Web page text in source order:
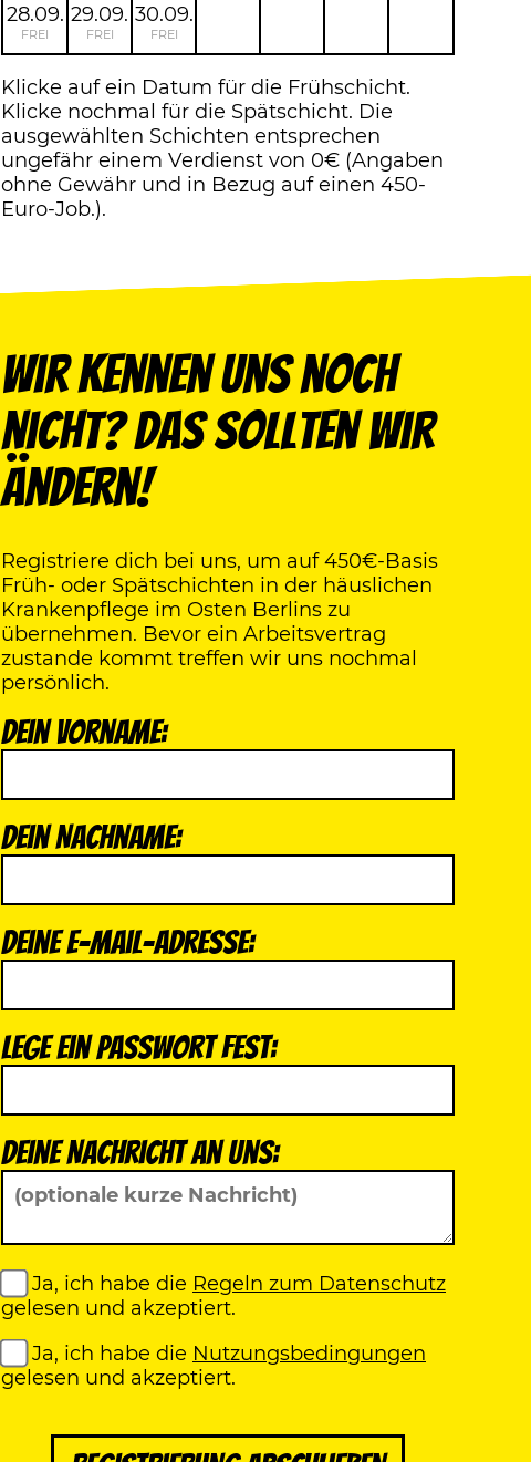
28.09.
FREI
29.09.
FREI
30.09.
FREI
Klicke auf ein Datum für die Frühschicht.
Klicke nochmal für die Spätschicht. Die
ausgewählten Schichten entsprechen
ungefähr einem Verdienst von 0€ (Angaben
ohne Gewähr und in Bezug auf einen 450-
Euro-Job.).
Wir kennen uns noch
nicht? Das sollten wir
ändern!
Registriere dich bei uns, um auf 450€-Basis
Früh- oder Spätschichten in der häuslichen
Krankenpflege im Osten Berlins zu
übernehmen. Bevor ein Arbeitsvertrag
zustande kommt treffen wir uns nochmal
persönlich.
Dein Vorname:
Dein Nachname:
Deine E-Mail-Adresse:
Lege ein Passwort fest:
Deine Nachricht an uns:
Ja, ich habe die Regeln zum Datenschutz
gelesen und akzeptiert.
Ja, ich habe die Nutzungsbedingungen
gelesen und akzeptiert.